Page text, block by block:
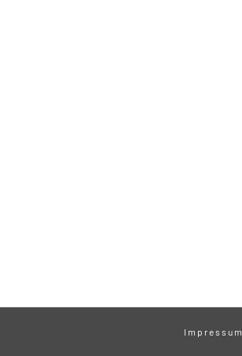
Impressum